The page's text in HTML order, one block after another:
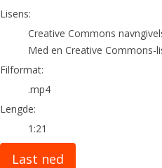
go to media item
Lisens:
Creative Commons
Med en Creative
Filformat:
.mp4
Lengde:
1:21
Last ned